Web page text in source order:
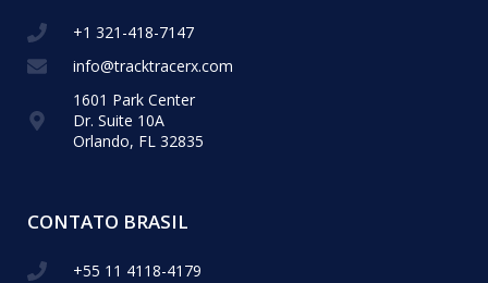
+1 321-418-​7147
info@tracktracerx.com
1601 Park Center
Dr. Suite 10A
Orlando, FL 32835
CONTATO BRASIL
+55 11 4118-4179